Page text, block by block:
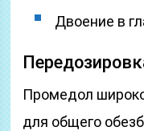
Двоение в
Промедол
для общего